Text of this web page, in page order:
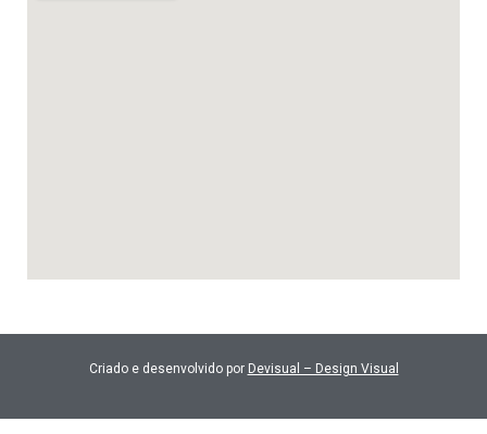
Criado e desenvolvido por Devisual – Design Visual